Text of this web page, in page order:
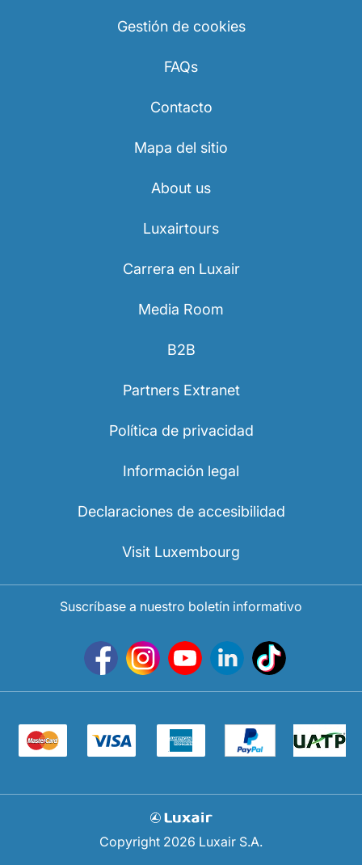
Gestión de cookies
FAQs
Contacto
Mapa del sitio
About us
Luxairtours
Carrera en Luxair
Media Room
B2B
Partners Extranet
Política de privacidad
Información legal
Declaraciones de accesibilidad
Visit Luxembourg
Suscríbase a nuestro boletín informativo
Copyright 2026 Luxair S.A.